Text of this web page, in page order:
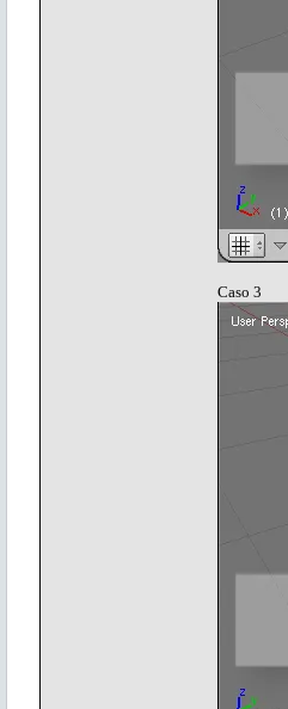
Caso 3